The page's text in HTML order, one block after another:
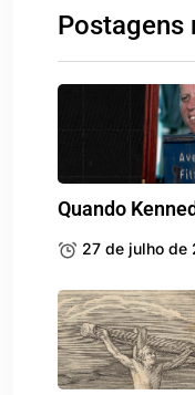
Postagens
Quando
27 de julho de